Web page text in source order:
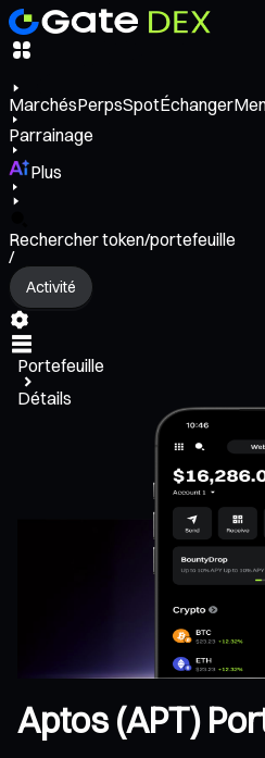
MarchésPerpsSpotÉchanger
Parrainage
Plus
Rechercher token/portefeuille
/
Activité
Portefeuille
Détails
Aptos (APT)